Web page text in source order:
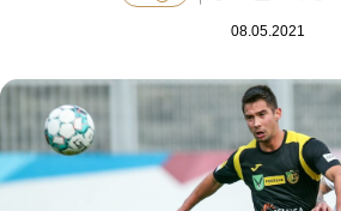
Akademia
08.05.2021